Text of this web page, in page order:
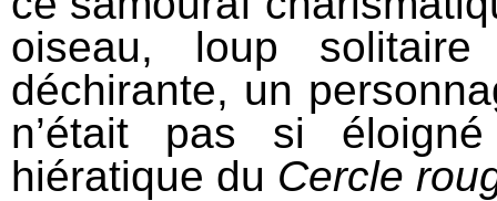
oiseau, loup solitaire
déchirante, un
n’était pas si
hiératique du Cercle